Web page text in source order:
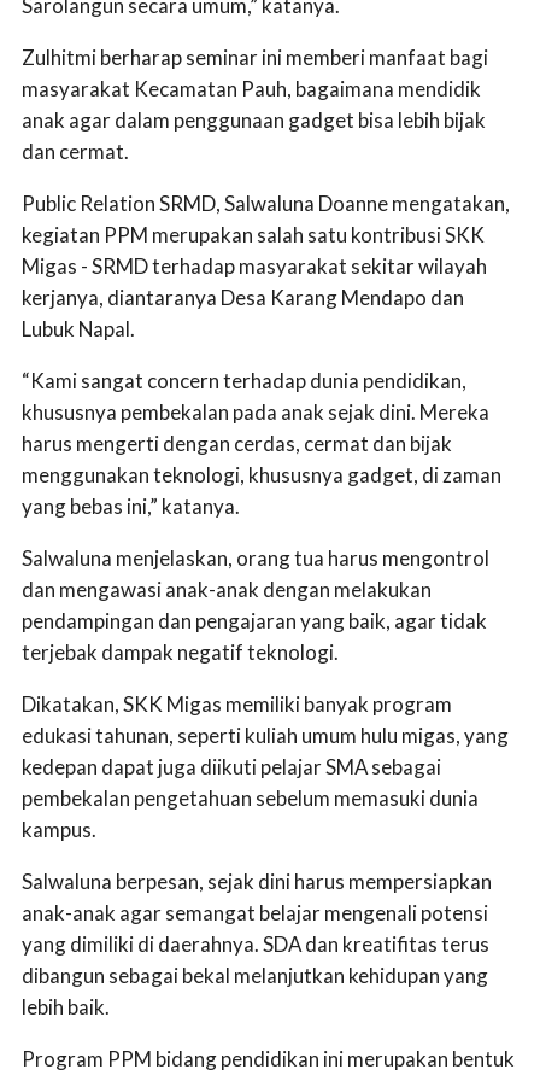
Sarolangun secara umum,” katanya.
Zulhitmi berharap seminar ini memberi manfaat bagi
masyarakat Kecamatan Pauh, bagaimana mendidik
anak agar dalam penggunaan gadget bisa lebih bijak
dan cermat.
Public Relation SRMD, Salwaluna Doanne mengatakan,
kegiatan PPM merupakan salah satu kontribusi SKK
Migas - SRMD terhadap masyarakat sekitar wilayah
kerjanya, diantaranya Desa Karang Mendapo dan
Lubuk Napal.
“Kami sangat concern terhadap dunia pendidikan,
khususnya pembekalan pada anak sejak dini. Mereka
harus mengerti dengan cerdas, cermat dan bijak
menggunakan teknologi, khususnya gadget, di zaman
yang bebas ini,” katanya.
Salwaluna menjelaskan, orang tua harus mengontrol
dan mengawasi anak-anak dengan melakukan
pendampingan dan pengajaran yang baik, agar tidak
terjebak dampak negatif teknologi.
Dikatakan, SKK Migas memiliki banyak program
edukasi tahunan, seperti kuliah umum hulu migas, yang
kedepan dapat juga diikuti pelajar SMA sebagai
pembekalan pengetahuan sebelum memasuki dunia
kampus.
Salwaluna berpesan, sejak dini harus mempersiapkan
anak-anak agar semangat belajar mengenali potensi
yang dimiliki di daerahnya. SDA dan kreatifitas terus
dibangun sebagai bekal melanjutkan kehidupan yang
lebih baik.
Program PPM bidang pendidikan ini merupakan bentuk